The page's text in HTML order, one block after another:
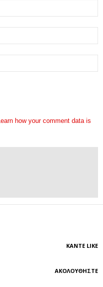
Learn how your comment data is
ΚΆΝΤΕ LIKE
ΑΚΟΛΟΥΘΉΣΤΕ